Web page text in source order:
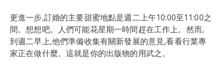
更進一步,訂婚的主要甜蜜地點是週二上午10:00至11:00之
間。想想吧。人們可能花星期一時間趕在工作上。然而,
到週二早上,他們準備收集有關新發展的意見,看看行業專
家正在做什麼。這就是你的出版物的用武之。